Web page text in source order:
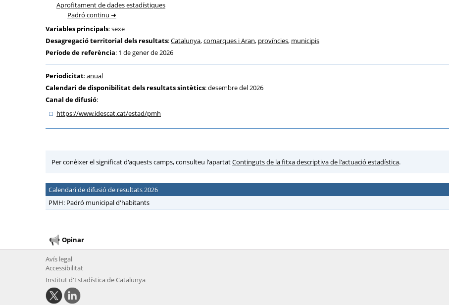
Aprofitament de dades estadístiques
Padró continu
Variables principals: sexe
Desagregació territorial dels resultats:Catalunya,comarques i Aran, províncies, municipis
Període de referència: 1 de gener de 2026
Periodicitat:anual
Calendari de disponibilitat dels resultats sintètics: desembre del 2026
Canal de difusió:
https://www.idescat.cat/estad/pmh
Per conèixer el significat d'aquests camps, consulteu l'apartatContinguts de la fitxa descriptiva de l'actuació estadística.
Calendari de difusió de resultats 2026
PMH: Padró municipal d'habitants
Opinar
Avís legal
Accessibilitat
Institut d'Estadística de Catalunya